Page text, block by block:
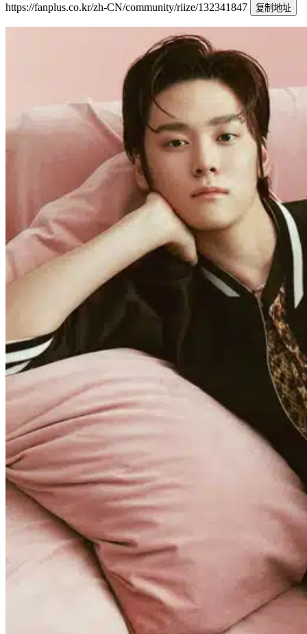
https://fanplus.co.kr/zh-CN/community/riize/132341847
复制地址